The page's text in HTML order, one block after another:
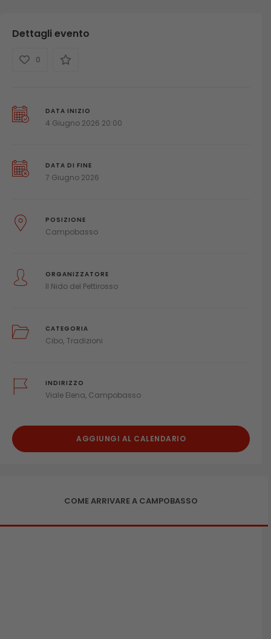
Dettagli evento
0
DATA INIZIO
4 Giugno 2026 20:00
DATA DI FINE
7 Giugno 2026
POSIZIONE
Campobasso
ORGANIZZATORE
Il Nido del Pettirosso
CATEGORIA
Cibo Tradizioni
INDIRIZZO
Viale Elena, Campobasso
AGGIUNGI AL CALENDARIO
COME ARRIVARE A CAMPOBASSO